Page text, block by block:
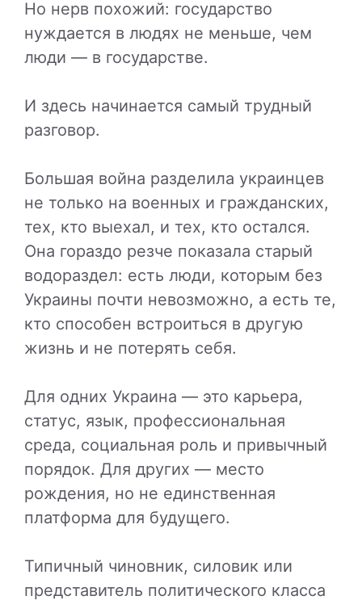
Но нерв похожий: государство
нуждается в людях не меньше, чем
люди — в государстве.
И здесь начинается самый трудный
разговор.
Большая война разделила украинцев
не только на военных и гражданских,
тех, кто выехал, и тех, кто остался.
Она гораздо резче показала старый
водораздел: есть люди, которым без
Украины почти невозможно, а есть те,
кто способен встроиться в другую
жизнь и не потерять себя.
Для одних Украина — это карьера,
статус, язык, профессиональная
среда, социальная роль и привычный
порядок. Для других — место
рождения, но не единственная
платформа для будущего.
Типичный чиновник, силовик или
представитель политического класса